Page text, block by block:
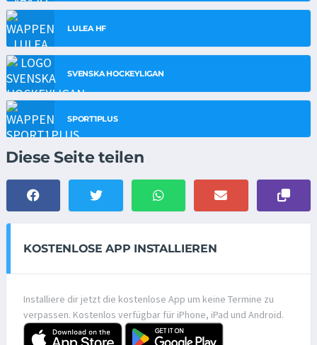
LULEA HF
SVENSKA HOCKEYLIGAN
SPORT1PLUS
Diese Seite teilen
KOSTENLOSE APP INSTALLIEREN
Installiere dir jetzt die kostenlose App um keine Termine zu
verpassen. Kostenlos verfügbar für iPhone, iPad und Android.